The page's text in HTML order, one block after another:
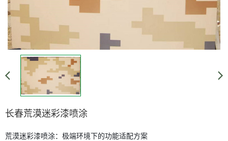
长春荒漠迷彩漆喷涂
荒漠迷彩漆喷涂：极端环境下的功能适配方案